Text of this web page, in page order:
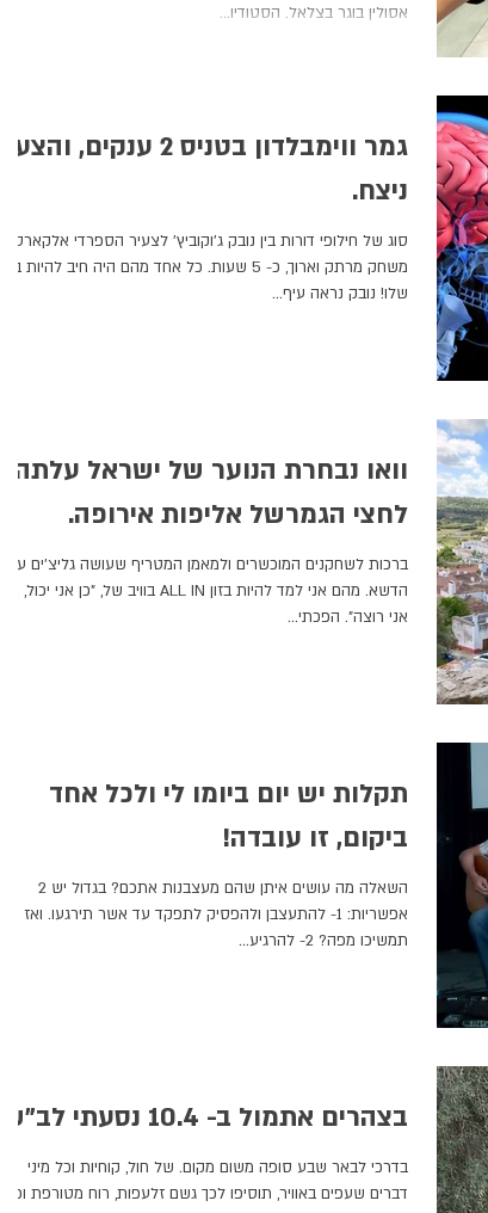
אסולין בוגר בצלאל. הסטודיו...
גמר ווימבלדון בטניס 2 ענקים, והצעיר
ניצח.
סוג של חילופי דורות בין נובק ג'וקוביץ' לצעיר הספרדי אלקארס.
משחק מרתק וארוך, כ- 5 שעות. כל אחד מהם היה חיב להיות בזון
שלו! נובק נראה עיף...
וואו נבחרת הנוער של ישראל עלתה
לחצי הגמרשל אליפות אירופה.
ברכות לשחקנים המוכשרים ולמאמן המטריף שעושה גליצ'ים על
הדשא. מהם אני למד להיות בזון ALL IN בוויב של, "כן אני יכול, אם
אני רוצה". הפכתי...
תקלות יש יום ביומו לי ולכל אחד
ביקום, זו עובדה!
השאלה מה עושים איתן שהם מעצבנות אתכם? בגדול יש 2
אפשריות: 1- להתעצבן ולהפסיק לתפקד עד אשר תירגעו. ואז איך
תמשיכו מפה? 2- להרגיע...
בצהרים אתמול ב- 10.4 נסעתי לב"ש
בדרכי לבאר שבע סופה משום מקום. של חול, קוחיות וכל מיני
דברים שעפים באוויר, תוסיפו לכך גשם זלעפות, רוח מטורפת וכביש